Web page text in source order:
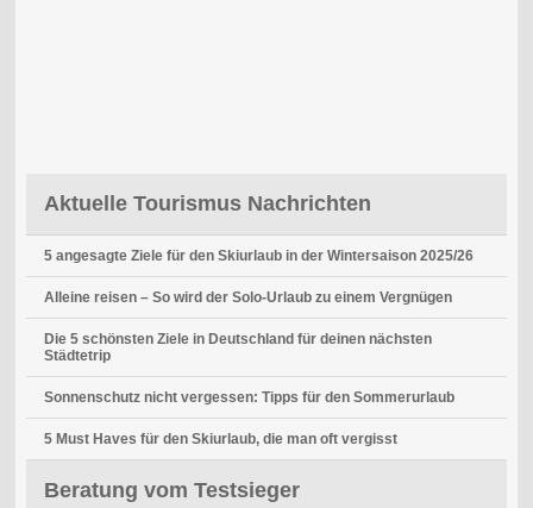
Aktuelle Tourismus Nachrichten
5 angesagte Ziele für den Skiurlaub in der Wintersaison 2025/26
Alleine reisen – So wird der Solo-Urlaub zu einem Vergnügen
Die 5 schönsten Ziele in Deutschland für deinen nächsten
Städtetrip
Sonnenschutz nicht vergessen: Tipps für den Sommerurlaub
5 Must Haves für den Skiurlaub, die man oft vergisst
Beratung vom Testsieger